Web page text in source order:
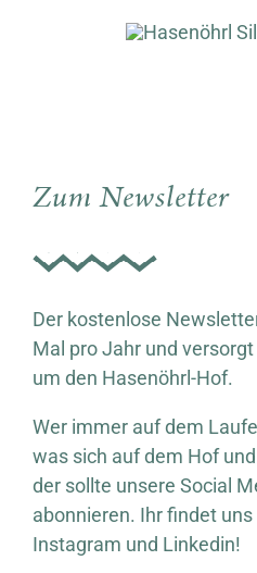
Zum Newsletter
Der kostenlose
Mal pro Jahr und
um den Hasenöhrl-Hof.
Wer immer auf dem
was sich auf dem Hof
der sollte unsere Social
abonnieren. Ihr findet
Instagram und Linkedin!